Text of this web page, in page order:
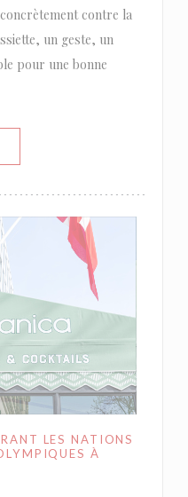
contre la
un geste, un
pour une bonne
LES NATIONS
À